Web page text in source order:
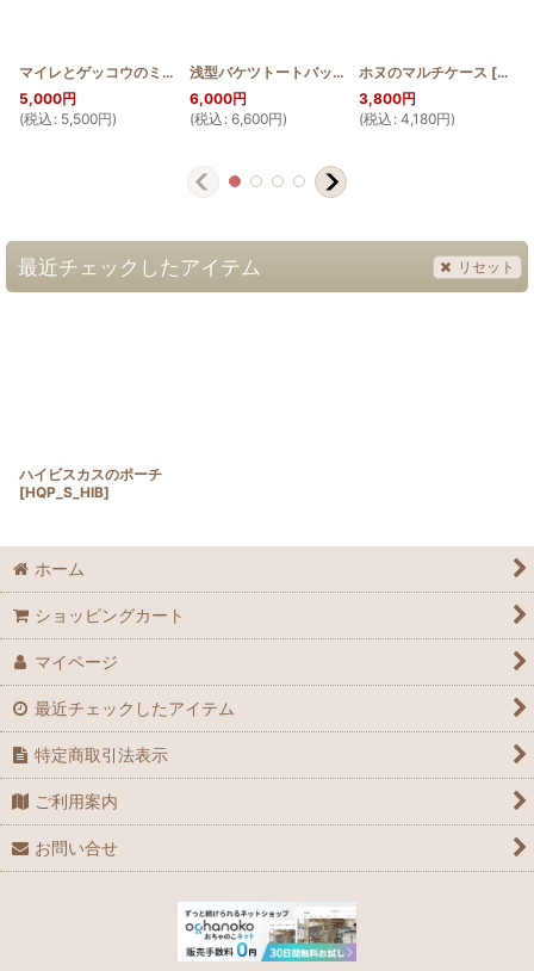
マイレとゲッコウのミニトート [HQB_MINI_MAI_GEKKO]
5,000円
(税込 : 5,500円)
浅型バケツトートバッグ【パイナップル】 [
6,000円
(税込 : 6,600円)
ホヌのマルチケース [
3,800円
(税込 : 4,180円)
最近チェックしたアイテム リセット
ハイビスカスのポーチ
[HQP_S_HIB]
ホーム
ショッピングカート
マイページ
最近チェックしたアイテム
特定商取引法表示
ご利用案内
お問い合せ